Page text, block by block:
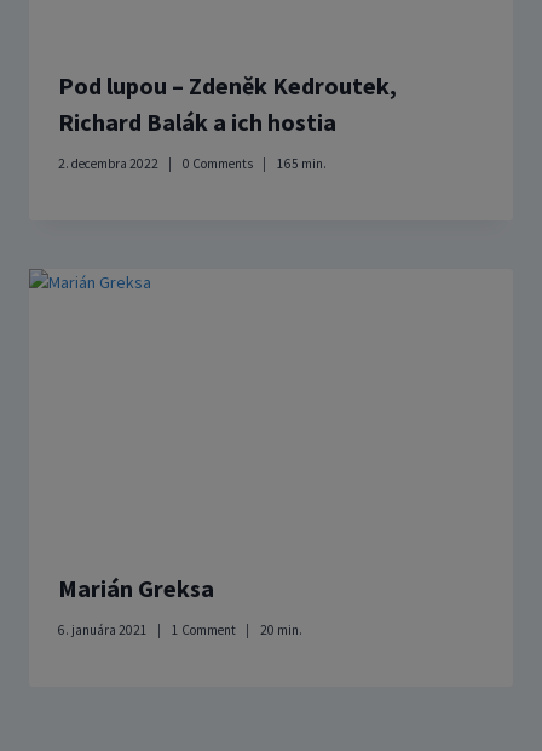
Pod lupou – Zdeněk Kedroutek,
Richard Balák a ich hostia
2. decembra 2022 0 Comments 165 min.
Marián Greksa
6. januára 2021 1 Comment 20 min.